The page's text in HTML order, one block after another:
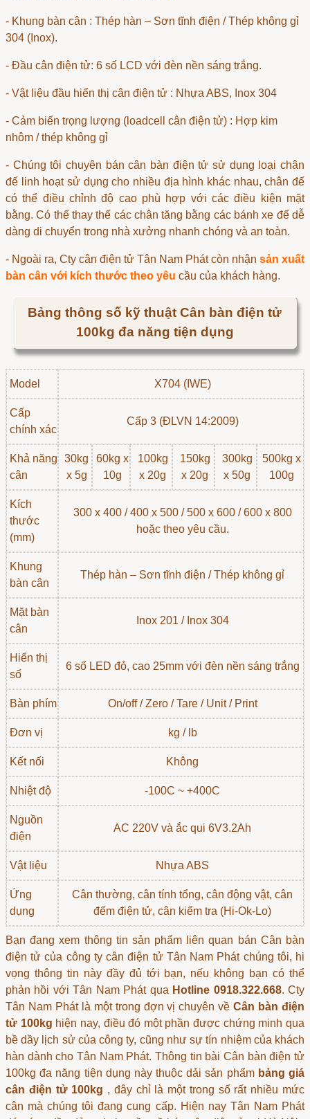
- Khung bàn cân : Thép hàn – Sơn tĩnh điện / Thép không gỉ
304 (Inox).
- Đầu cân điện tử: 6 số LCD với đèn nền sáng trắng.
- Vật liệu đầu hiển thị cân điện tử : Nhựa ABS, Inox 304
- Cảm biến trọng lượng ( loadcell cân điện tử) : Hợp kim
nhôm / thép không gỉ
- Chúng tôi chuyên bán cân bàn điện tử sử dụng loại chân
đế linh hoạt sử dụng cho nhiều địa hình khác nhau, chân đế
có thể điều chỉnh độ cao phù hợp với các điều kiện mặt
bằng. Có thể thay thế các chân tăng bằng các bánh xe để dễ
dàng di chuyển trong nhà xưởng nhanh chóng và an toàn.
- Ngoài ra, Cty cân điện tử Tân Nam Phát còn nhận sản xuất
bàn cân với kích thước theo yêu cầu của khách hàng.
Bảng thông số kỹ thuật Cân bàn điện tử
100kg đa năng tiện dụng
Model X704 (IWE)
Cấp
chính xác
Cấp 3 (ĐLVN 14:2009)
Khả năng
cân
30kg
x 5g
60kg x
10g
100kg
x 20g
150kg
x 20g
300kg
x 50g
500kg x
100g
Kích
thước
(mm)
300 x 400 / 400 x 500 / 500 x 600 / 600 x 800
hoặc theo yêu cầu.
Khung
bàn cân
Thép hàn – Sơn tĩnh điện / Thép không gỉ
Mặt bàn
cân
Inox 201 / Inox 304
Hiển thị
số
6 số LED đỏ, cao 25mm với đèn nền sáng trắng
Bàn phím On/off / Zero / Tare / Unit / Print
Đơn vị kg / lb
Kết nối Không
Nhiệt độ -100C ~ +400C
Nguồn
điện
AC 220V và ắc qui 6V3.2Ah
Vật liệu Nhựa ABS
Ứng
dụng
Cân thường, cân tính tổng, cân động vật, cân
đếm điện tử, cân kiểm tra (Hi-Ok-Lo)
Bạn đang xem thông tin sản phẩm liên quan bán Cân bàn
điện tử của công ty cân điện tử Tân Nam Phát chúng tôi, hi
vọng thông tin này đầy đủ tới bạn, nếu không bạn có thể
phản hồi với Tân Nam Phát qua Hotline 0918.322.668. Cty
Tân Nam Phát là một trong đợn vị chuyên vềCân bàn điện
tử 100kg hiện nay, điều đó một phần được chứng minh qua
bề dầy lịch sử của công ty, cũng như sự tín nhiệm của khách
hàn dành cho Tân Nam Phát. Thông tin bài Cân bàn điện tử
100kg đa năng tiện dụng này thuộc dải sản phẩm bảng giá
cân điện tử 100kg , đây chỉ là một trong số rất nhiều mức
cân mà chúng tôi đang cung cấp. Hiện nay Tân Nam Phát